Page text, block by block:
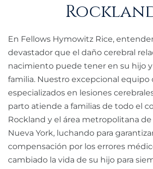
En Fellows Hymowitz Rice,
devastador que el daño cerebral
nacimiento puede tener en su hijo
familia. Nuestro excepcional equipo
especializados en lesiones
parto atiende a familias de todo el
Rockland y el área metropolitana
Nueva York, luchando para
compensación por los errores
cambiado la vida de su hijo para